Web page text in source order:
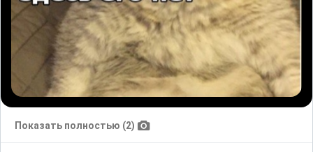
Показать полностью (2)